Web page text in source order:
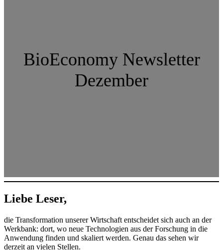
BioEconomy Newsletter
Dezember
Liebe Leser,
die Transformation unserer Wirtschaft entscheidet sich auch an der
Werkbank: dort, wo neue Technologien aus der Forschung in die
Anwendung finden und skaliert werden. Genau das sehen wir
derzeit an vielen Stellen.